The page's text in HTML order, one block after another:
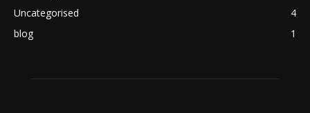
Uncategorised
4
blog
1